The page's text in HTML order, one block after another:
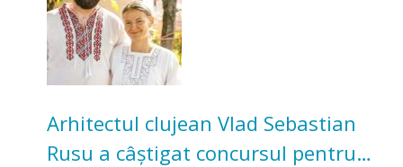
Arhitectul clujean Vlad Sebastian
Rusu a câștigat concursul pentru